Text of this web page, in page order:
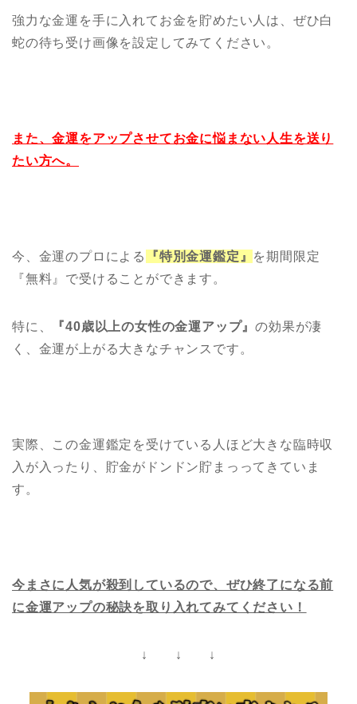
強力な金運を手に入れてお金を貯めたい人は、ぜひ白
蛇の待ち受け画像を設定してみてください。
また、金運をアップさせてお金に悩まない人生を送り
たい方へ。
今、金運のプロによる 『特別金運鑑定』 を期間限定
『無料』で受けることができます。
特に、 『40歳以上の女性の金運アップ』の効果が凄
く、金運が上がる大きなチャンスです。
実際、この金運鑑定を受けている人ほど大きな臨時収
入が入ったり、貯金がドンドン貯まっってきていま
す。
今まさに人気が殺到しているので、ぜひ終了になる前
に金運アップの秘訣を取り入れてみてください！
↓ ↓ ↓